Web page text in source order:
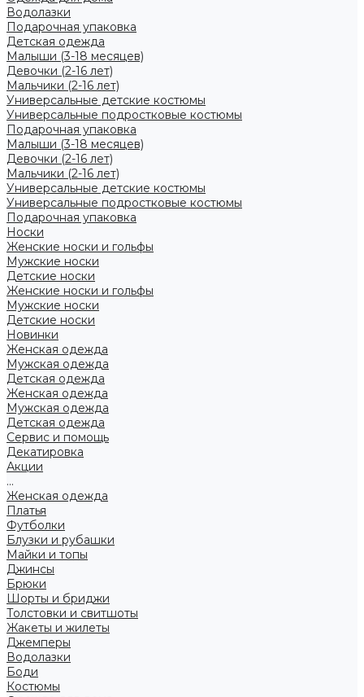
Водолазки
Подарочная упаковка
Детская одежда
Малыши (3-18 месяцев)
Девочки (2-16 лет)
Мальчики (2-16 лет)
Универсальные детские костюмы
Универсальные подростковые костюмы
Подарочная упаковка
Малыши (3-18 месяцев)
Девочки (2-16 лет)
Мальчики (2-16 лет)
Универсальные детские костюмы
Универсальные подростковые костюмы
Подарочная упаковка
Носки
Женские носки и гольфы
Мужские носки
Детские носки
Женские носки и гольфы
Мужские носки
Детские носки
Новинки
Женская одежда
Мужская одежда
Детская одежда
Женская одежда
Мужская одежда
Детская одежда
Сервис и помощь
Декатировка
Акции
...
Женская одежда
Платья
Футболки
Блузки и рубашки
Майки и топы
Джинсы
Брюки
Шорты и бриджи
Толстовки и свитшоты
Жакеты и жилеты
Джемперы
Водолазки
Боди
Костюмы